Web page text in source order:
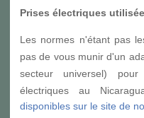
Prises électriques
Les normes n'étant pas
pas de vous munir d'un
secteur universel)
électriques au
disponibles sur le site de